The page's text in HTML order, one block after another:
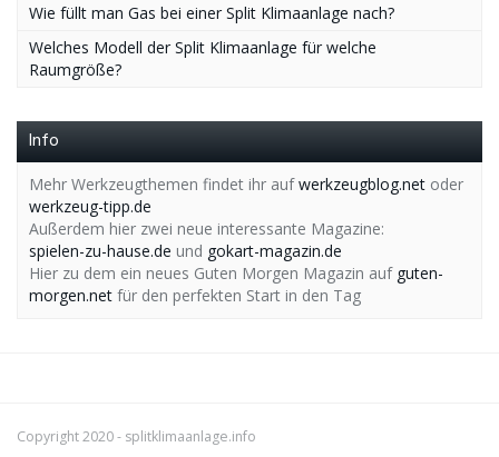
Wie füllt man Gas bei einer Split Klimaanlage nach?
Welches Modell der Split Klimaanlage für welche
Raumgröße?
Info
Mehr Werkzeugthemen findet ihr aufwerkzeugblog.net oder
werkzeug-tipp.de
Außerdem hier zwei neue interessante Magazine:
spielen-zu-hause.de und gokart-magazin.de
Hier zu dem ein neues Guten Morgen Magazin auf guten-
morgen.net für den perfekten Start in den Tag
Copyright 2020 - splitklimaanlage.info